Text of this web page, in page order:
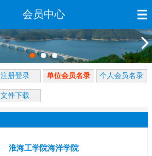
会员中心
注册登录 单位会员名录 个人会员名录
文件下载
淮海工学院海洋学院